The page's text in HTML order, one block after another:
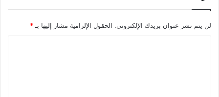
لن يتم نشر عنوان بريدك الإلكتروني. الحقول الإلزامية مشار إليها بـ *